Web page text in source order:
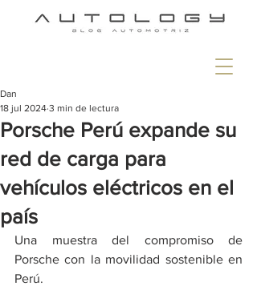
Porsche Perú expande su
red de carga para
vehículos eléctricos en el
país
Dan
18 jul 2024 3 min de lectura
Una muestra del compromiso de
Porsche con la movilidad sostenible en
Perú.